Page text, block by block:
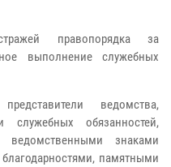
правопорядка за
выполнение служебных
ведомства,
обязанностей,
ведомственными знаками
памятными